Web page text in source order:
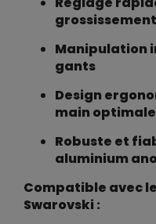
grossissement
Manipulation
gants
Design
main optimale
Robuste et
aluminium
Compatible avec
Swarovski :